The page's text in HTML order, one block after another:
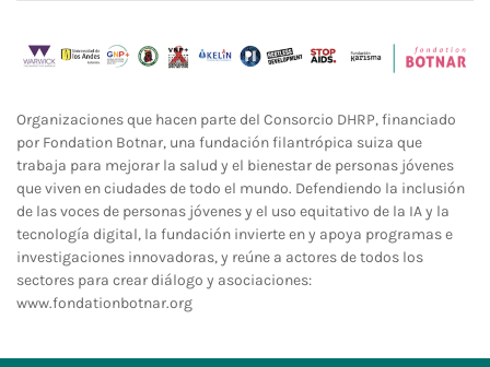
Organizaciones que hacen parte del Consorcio DHRP, financiado
por Fondation Botnar, una fundación filantrópica suiza que
trabaja para mejorar la salud y el bienestar de personas jóvenes
que viven en ciudades de todo el mundo. Defendiendo la inclusión
de las voces de personas jóvenes y el uso equitativo de la IA y la
tecnología digital, la fundación invierte en y apoya programas e
investigaciones innovadoras, y reúne a actores de todos los
sectores para crear diálogo y asociaciones:
www.fondationbotnar.org